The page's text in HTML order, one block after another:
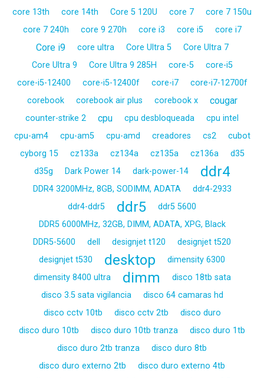
core 13th
core 14th Core 5 120U core 7
core 7 150u
core 7 240h
core 9 270h core i3 core i5 core i7
Core i9 core ultra Core Ultra 5
Core Ultra 7
Core Ultra 9
Core Ultra 9 285H core-5
core-i5
core-i5-12400
core-i5-12400f core-i7
core-i7-12700f
corebook
corebook air plus corebook x cougar
counter-strike 2 cpu cpu desbloqueada
cpu intel
cpu-am4
cpu-am5 cpu-amd creadores cs2
cubot
cyborg 15
cz133a cz134a cz135a cz136a
d35
d35g
Dark Power 14 dark-power-14 ddr4
DDR4 3200MHz, 8GB, SODIMM, ADATA
ddr4-2933
ddr4-ddr5
ddr5
ddr5 5600
DDR5 6000MHz, 32GB, DIMM, ADATA, XPG, Black
DDR5-5600
dell designjet t120
designjet t520
designjet t530
desktop
dimensity 6300
dimensity 8400 ultra
dimm
disco 18tb sata
disco 3.5 sata vigilancia
disco 64 camaras hd
disco cctv 10tb
disco cctv 2tb
disco duro
disco duro 10tb
disco duro 10tb tranza
disco duro 1tb
disco duro 2tb tranza
disco duro 8tb
disco duro externo 2tb
disco duro externo 4tb